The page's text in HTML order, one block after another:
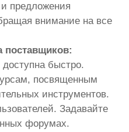
предложения
внимание на все
поставщиков:
быстро.
посвященным
инструментов.
Задавайте
форумах.